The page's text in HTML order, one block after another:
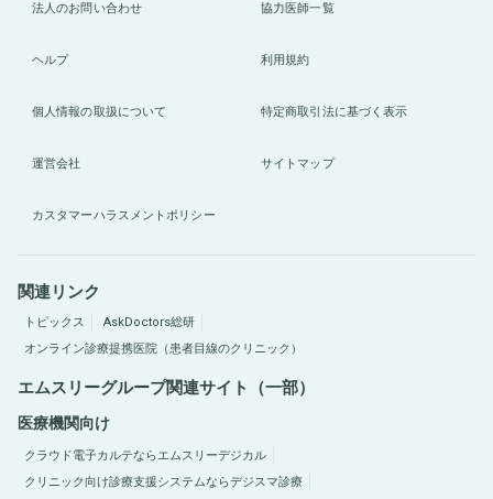
法人のお問い合わせ 協力医師一覧
ヘルプ 利用規約
個人情報の取扱について 特定商取引法に基づく表示
運営会社 サイトマップ
カスタマーハラスメントポリシー
関連リンク
トピックス
AskDoctors総研
オンライン診療提携医院（患者目線のクリニック）
エムスリーグループ関連サイト（一部）
医療機関向け
クラウド電子カルテならエムスリーデジカル
クリニック向け診療支援システムならデジスマ診療